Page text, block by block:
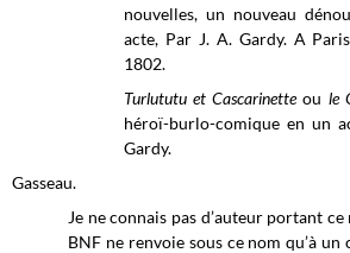
nouvelles, un nouveau
acte, Par J. A. Gardy. A
1802.
Turlututu et Cascarinetteou le
héroï-burlo-comique en un
Gardy.
Gasseau.
Je ne connais pas d’auteur portant
BNF ne renvoie sous ce nom qu’à